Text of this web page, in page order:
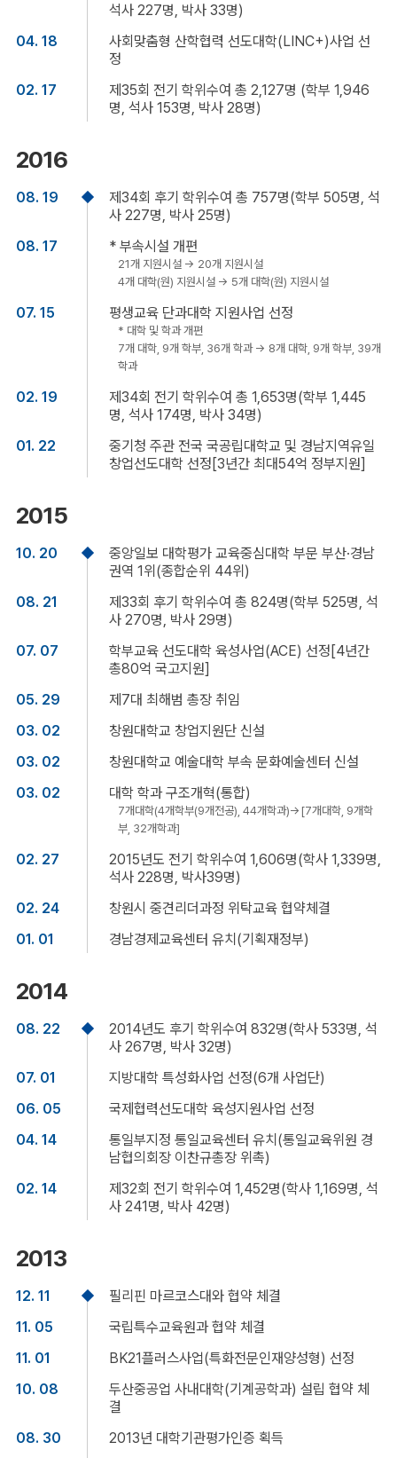
석사 227명, 박사 33명)
04. 18
사회맞춤형 산학협력 선도대학(LINC+)사업 선
정
02. 17
제35회 전기 학위수여 총 2,127명 (학부 1,946
명, 석사 153명, 박사 28명)
2016
08. 19
제34회 후기 학위수여 총 757명(학부 505명, 석
사 227명, 박사 25명)
08. 17
* 부속시설 개편
21개 지원시설 → 20개 지원시설
4개 대학(원) 지원시설 → 5개 대학(원) 지원시설
07. 15 평생교육 단과대학 지원사업 선정
* 대학 및 학과 개편
7개 대학, 9개 학부, 36개 학과 → 8개 대학, 9개 학부, 39개
학과
02. 19
제34회 전기 학위수여 총 1,653명(학부 1,445
명, 석사 174명, 박사 34명)
01. 22
중기청 주관 전국 국공립대학교 및 경남지역유일
창업선도대학 선정[3년간 최대54억 정부지원]
2015
10. 20
중앙일보 대학평가 교육중심대학 부문 부산·경남
권역 1위(종합순위 44위)
08. 21
제33회 후기 학위수여 총 824명(학부 525명, 석
사 270명, 박사 29명)
07. 07
학부교육 선도대학 육성사업(ACE) 선정[4년간
총80억 국고지원]
05. 29
제7대 최해범 총장 취임
03. 02
창원대학교 창업지원단 신설
03. 02
창원대학교 예술대학 부속 문화예술센터 신설
03. 02
대학 학과 구조개혁(통합)
7개대학(4개학부(9개전공), 44개학과)→[7개대학, 9개학
부, 32개학과]
02. 27
2015년도 전기 학위수여 1,606명(학사 1,339명,
석사 228명, 박사39명)
02. 24
창원시 중견리더과정 위탁교육 협약체결
01. 01
경남경제교육센터 유치(기획재정부)
2014
08. 22
2014년도 후기 학위수여 832명(학사 533명, 석
사 267명, 박사 32명)
07. 01
지방대학 특성화사업 선정(6개 사업단)
06. 05
국제협력선도대학 육성지원사업 선정
04. 14
통일부지정 통일교육센터 유치(통일교육위원 경
남협의회장 이찬규총장 위촉)
02. 14
제32회 전기 학위수여 1,452명(학사 1,169명, 석
사 241명, 박사 42명)
2013
12. 11
필리핀 마르코스대와 협약 체결
11. 05
국립특수교육원과 협약 체결
11. 01
BK21플러스사업(특화전문인재양성형) 선정
10. 08
두산중공업 사내대학(기계공학과) 설립 협약 체
결
08. 30
2013년 대학기관평가인증 획득